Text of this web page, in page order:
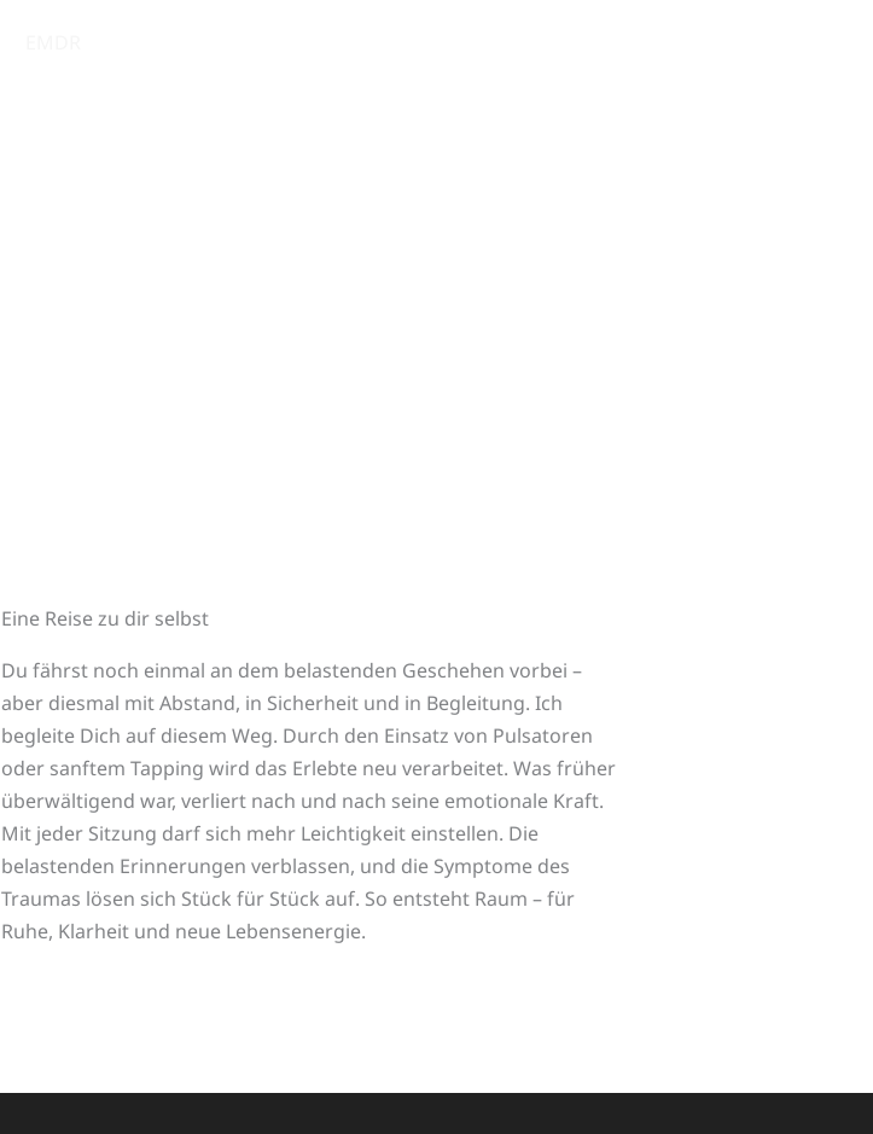
Eine Reise zu dir selbst
Du fährst noch einmal an dem belastenden Geschehen vorbei –
aber diesmal mit Abstand, in Sicherheit und in Begleitung. Ich
begleite Dich auf diesem Weg. Durch den Einsatz von Pulsatoren
oder sanftem Tapping wird das Erlebte neu verarbeitet. Was früher
überwältigend war, verliert nach und nach seine emotionale Kraft.
Mit jeder Sitzung darf sich mehr Leichtigkeit einstellen. Die
belastenden Erinnerungen verblassen, und die Symptome des
Traumas lösen sich Stück für Stück auf. So entsteht Raum – für
Ruhe, Klarheit und neue Lebensenergie.